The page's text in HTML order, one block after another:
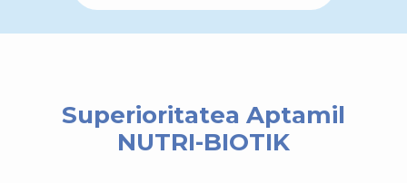
Superioritatea Aptamil
NUTRI-BIOTIK